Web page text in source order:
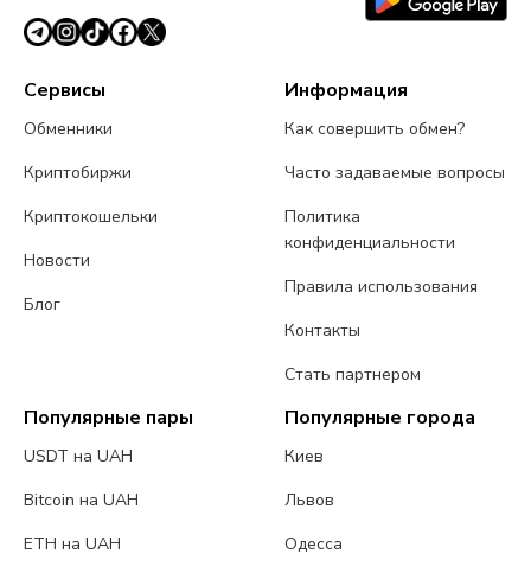
Сервисы
Обменники
Криптобиржи
Криптокошельки
Новости
Блог
Информация
Как совершить обмен?
Часто задаваемые вопросы
Политика
конфиденциальности
Правила использования
Контакты
Стать партнером
Популярные пары
USDT на UAH
Bitcoin на UAH
ETH на UAH
Популярные города
Киев
Львов
Одесса